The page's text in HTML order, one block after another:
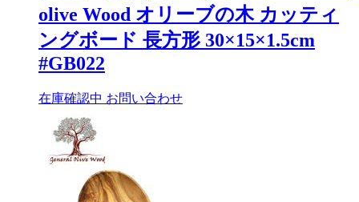
olive Wood オリーブの木 カッティ
ングボード 長方形 30×15×1.5cm
#GB022
在庫確認中 お問い合わせ